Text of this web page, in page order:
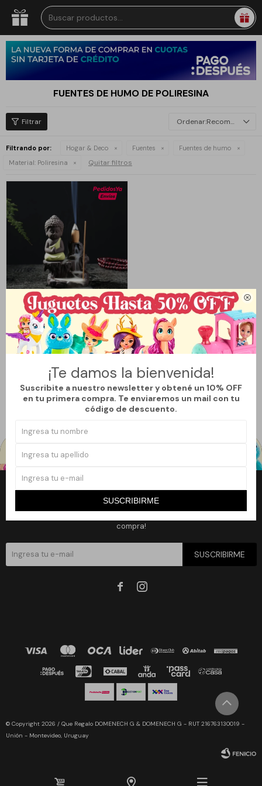

¡Te damos la bienvenida!
Suscribite a nuestro newsletter y obtené un 10% OFF
en tu primera compra. Te enviaremos un mail con tu
código de descuento.
SUSCRIBIRME
FUENTES DE HUMO DE POLIRESINA
Recomendados
Filtrando por: Hogar & Deco Fuentes
Fuentes de humo
Material: Poliresina Quitar filtros
Llega HOY
FUENTE DE HUMO BUDA -
SENTADO - AMARILLO
390
Newsletter
compra!
SUSCRIBIRME
 
© Copyright 2026 / Que Regalo DOMENECH G & DOMENECH G - RUT 216763130019 -
Unión - Montevideo, Uruguay